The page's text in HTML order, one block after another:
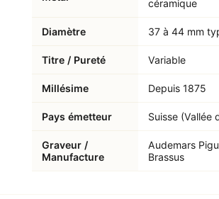
céramique
Diamètre 37 à 44 mm
Titre / Pureté Variable
Millésime Depuis 1875
Pays émetteur Suisse (Vallée
Graveur /
Manufacture
Audemars
Brassus